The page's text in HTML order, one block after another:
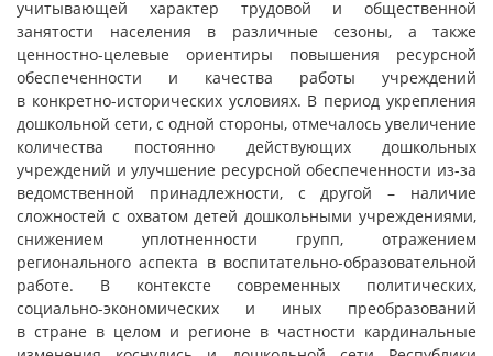
учитывающей характер трудовой и общественной
занятости населения в различные сезоны, а также
ценностно-целевые ориентиры повышения ресурсной
обеспеченности и качества работы учреждений
в конкретно-исторических условиях. В период укрепления
дошкольной сети, с одной стороны, отмечалось увеличение
количества постоянно действующих дошкольных
учреждений и улучшение ресурсной обеспеченности из-за
ведомственной принадлежности, с другой – наличие
сложностей с охватом детей дошкольными учреждениями,
снижением уплотненности групп, отражением
регионального аспекта в воспитательно-образовательной
работе. В контексте современных политических,
социально-экономических и иных преобразований
в стране в целом и регионе в частности кардинальные